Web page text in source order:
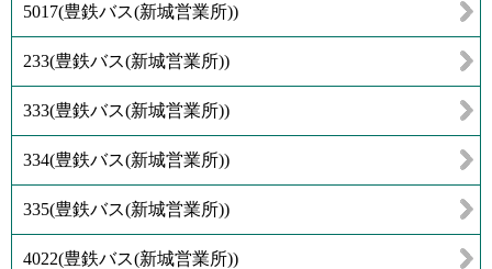
5017(豊鉄バス(新城営業所))
233(豊鉄バス(新城営業所))
333(豊鉄バス(新城営業所))
334(豊鉄バス(新城営業所))
335(豊鉄バス(新城営業所))
4022(豊鉄バス(新城営業所))